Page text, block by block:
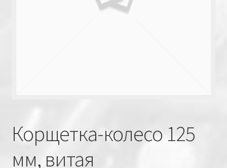
Корщетка-колесо 125
мм, витая